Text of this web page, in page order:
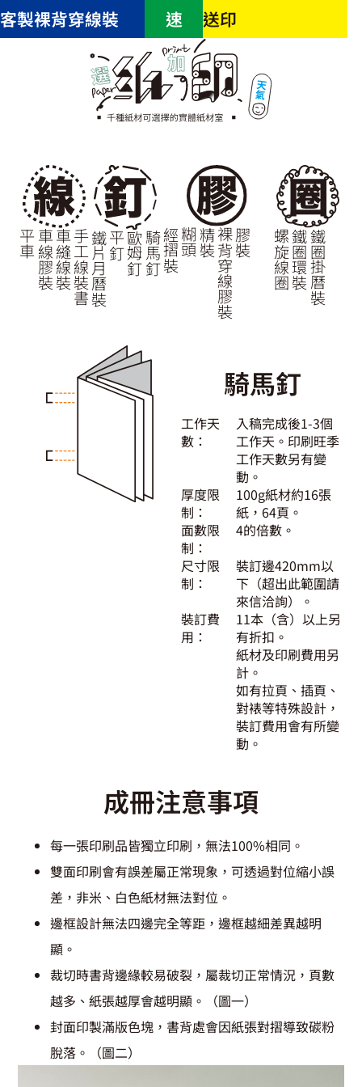
客製裸背穿線裝 速 送印
平車車線膠裝車縫線裝手工線裝書鐵片月曆裝平釘歐姆釘騎馬釘經摺裝糊頭精裝裸背穿線膠裝膠裝 螺旋線圈鐵圈環裝鐵圈掛曆裝
騎馬釘
工作天
數：
入稿完成後1-3個
工作天。印刷旺季
工作天數另有變
動。
厚度限
制：
100g紙材約16張
紙，64頁。
面數限
制：
4的倍數。
尺寸限
制：
裝訂邊420mm以
下（超出此範圍請
來信洽詢）。
裝訂費
用：
11本（含）以上另
有折扣。
紙材及印刷費用另
計。
如有拉頁、插頁、
對裱等特殊設計，
裝訂費用會有所變
動。
成冊注意事項
每一張印刷品皆獨立印刷，無法100%相同。
雙面印刷會有誤差屬正常現象，可透過對位縮小誤
差，非米、白色紙材無法對位。
邊框設計無法四邊完全等距，邊框越細差異越明
顯。
裁切時書背邊緣較易破裂，屬裁切正常情況，頁數
越多、紙張越厚會越明顯。（圖一）
封面印製滿版色塊，書背處會因紙張對摺導致碳粉
脫落。（圖二）